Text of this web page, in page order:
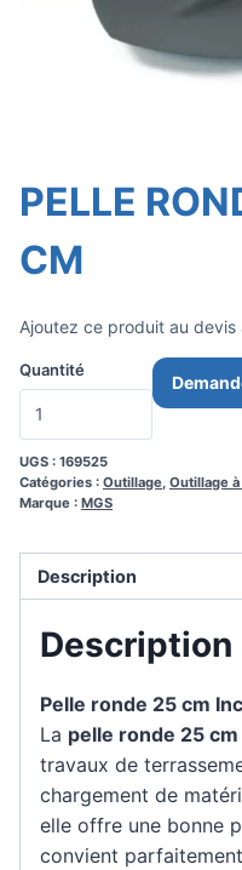
PELLE
CM
Ajoutez ce produit au
Quantité
UGS : 169525
Catégories : Outillage, Outillage
Marque : MGS
Description
Description
Pelle ronde 25 cm
La pelle ronde 25 cm
travaux de
chargement de
elle offre une bonne
convient